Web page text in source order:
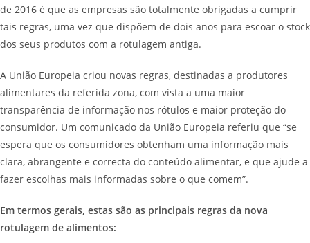
de 2016 é que as empresas são totalmente obrigadas a cumprir
tais regras, uma vez que dispõem de dois anos para escoar o stock
dos seus produtos com a rotulagem antiga.
A União Europeia criou novas regras, destinadas a produtores
alimentares da referida zona, com vista a uma maior
transparência de informação nos rótulos e maior proteção do
consumidor. Um comunicado da União Europeia referiu que “se
espera que os consumidores obtenham uma informação mais
clara, abrangente e correcta do conteúdo alimentar, e que ajude a
fazer escolhas mais informadas sobre o que comem”.
Em termos gerais, estas são as principais regras da nova
rotulagem de alimentos: